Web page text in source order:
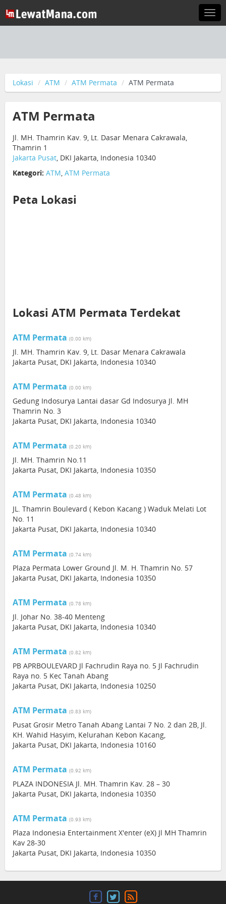
Lokasi ATM ATM Permata ATM Permata
ATM Permata
Jl. MH. Thamrin Kav. 9, Lt. Dasar Menara Cakrawala,
Thamrin 1
Jakarta Pusat, DKI Jakarta, Indonesia 10340
Kategori: ATM, ATM Permata
Peta Lokasi
Lokasi ATM Permata Terdekat
ATM Permata (0.00 km)
Jl. MH. Thamrin Kav. 9, Lt. Dasar Menara Cakrawala
Jakarta Pusat, DKI Jakarta, Indonesia 10340
ATM Permata (0.00 km)
Gedung Indosurya Lantai dasar Gd Indosurya Jl. MH
Thamrin No. 3
Jakarta Pusat, DKI Jakarta, Indonesia 10340
ATM Permata (0.20 km)
Jl. MH. Thamrin No.11
Jakarta Pusat, DKI Jakarta, Indonesia 10350
ATM Permata (0.48 km)
JL. Thamrin Boulevard ( Kebon Kacang ) Waduk Melati Lot
No. 11
Jakarta Pusat, DKI Jakarta, Indonesia 10340
ATM Permata (0.74 km)
Plaza Permata Lower Ground Jl. M. H. Thamrin No. 57
Jakarta Pusat, DKI Jakarta, Indonesia 10350
ATM Permata (0.78 km)
Jl. Johar No. 38-40 Menteng
Jakarta Pusat, DKI Jakarta, Indonesia 10340
ATM Permata (0.82 km)
PB APRBOULEVARD Jl Fachrudin Raya no. 5 Jl Fachrudin
Raya no. 5 Kec Tanah Abang
Jakarta Pusat, DKI Jakarta, Indonesia 10250
ATM Permata (0.83 km)
Pusat Grosir Metro Tanah Abang Lantai 7 No. 2 dan 2B, Jl.
KH. Wahid Hasyim, Kelurahan Kebon Kacang,
Jakarta Pusat, DKI Jakarta, Indonesia 10160
ATM Permata (0.92 km)
PLAZA INDONESIA Jl. MH. Thamrin Kav. 28 – 30
Jakarta Pusat, DKI Jakarta, Indonesia 10350
ATM Permata (0.93 km)
Plaza Indonesia Entertainment X'enter (eX) Jl MH Thamrin
Kav 28-30
Jakarta Pusat, DKI Jakarta, Indonesia 10350